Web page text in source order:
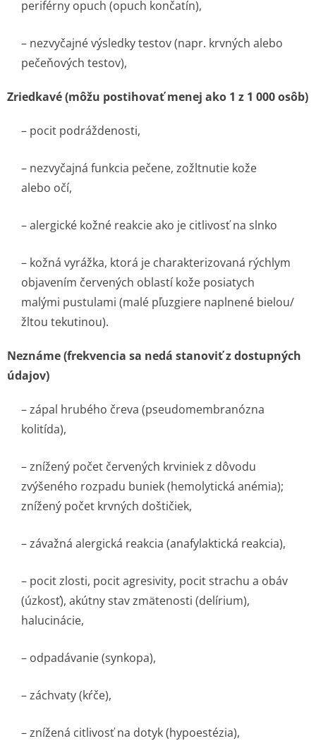
periférny opuch (opuch končatín),
– nezvyčajné výsledky testov (napr. krvných alebo
pečeňových testov),
Zriedkavé (môžu postihovať menej ako 1 z 1 000 osôb)
– pocit podráždenosti,
– nezvyčajná funkcia pečene, zožltnutie kože
alebo očí,
– alergické kožné reakcie ako je citlivosť na slnko
– kožná vyrážka, ktorá je charakterizovaná rýchlym
objavením červených oblastí kože posiatych
malými pustulami (malé pľuzgiere naplnené bielou/
žltou tekutinou).
Neznáme (frekvencia sa nedá stanoviť z dostupných
údajov)
– zápal hrubého čreva (pseudomembranózna
kolitída),
– znížený počet červených krviniek z dôvodu
zvýšeného rozpadu buniek (hemolytická anémia);
znížený počet krvných doštičiek,
– závažná alergická reakcia (anafylaktická reakcia),
– pocit zlosti, pocit agresivity, pocit strachu a obáv
(úzkosť), akútny stav zmätenosti (delírium),
halucinácie,
– odpadávanie (synkopa),
– záchvaty (kŕče),
– znížená citlivosť na dotyk (hypoestézia),